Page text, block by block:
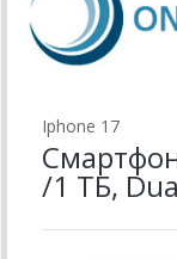
Iphone 17
/1 ТБ,